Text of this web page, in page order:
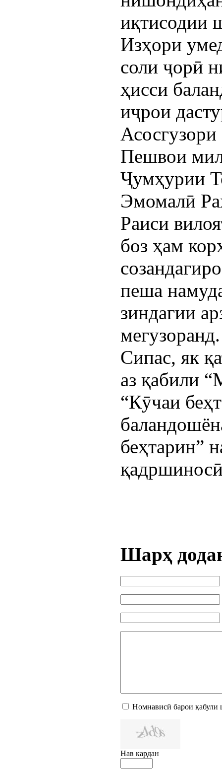
иқтисодии
Изҳори
соли ҷорӣ
ҳисси
иҷрои
Пешвои
Ҷумҳурии
Эмомалӣ
Раиси
боз ҳам
пеша
зиндагии
мегузоранд.
Сипас, як
аз қабили
“Кӯчаи
беҳтарин”
Шарҳ
Номнависӣ барои қабули
Нав кардан